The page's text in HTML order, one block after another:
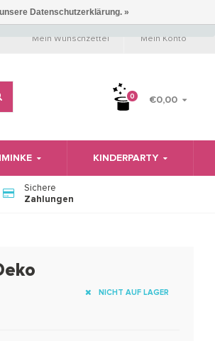
Mein Wunschzettel Mein Konto
0 €0,00
KINDERPARTY
Sichere
Zahlungen
NICHT AUF LAGER
Datenschutzerklärung. »